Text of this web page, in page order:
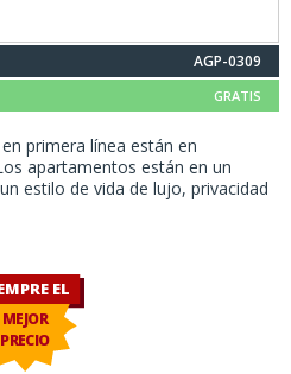
AGP-0309
GRATIS
primera línea están en
apartamentos están en un
estilo de vida de lujo, privacidad
EL
MEJOR
PRECIO